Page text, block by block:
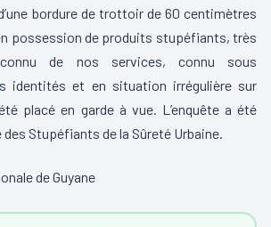
bordure de trottoir de 60 centimètres
possession de produits stupéfiants, très
connu de nos services, connu sous
identités et en situation irrégulière sur
placé en garde à vue. L’enquête a été
Stupéfiants de la Sûreté Urbaine.
de Guyane